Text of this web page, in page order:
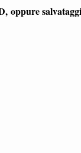
oppure